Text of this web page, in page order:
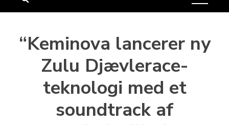
“Keminova lancerer ny
Zulu Djævlerace-
teknologi med et
soundtrack af